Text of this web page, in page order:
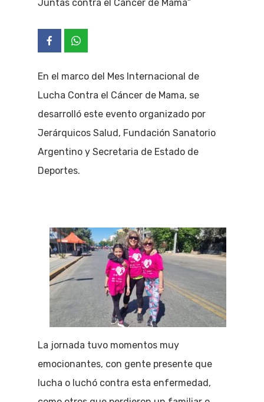
Juntas contra el Cáncer de Mama”
En el marco del Mes Internacional de
Lucha Contra el Cáncer de Mama, se
desarrolló este evento organizado por
Jerárquicos Salud, Fundación Sanatorio
Argentino y Secretaria de Estado de
Deportes.
La jornada tuvo momentos muy
emocionantes, con gente presente que
lucha o luchó contra esta enfermedad,